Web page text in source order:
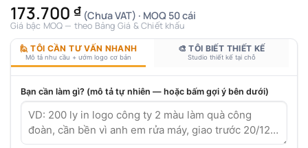
173.700 ₫ (Chưa VAT) · MOQ 50 cái
Giá bậc MOQ — theo Bảng Giá & Chiết khấu
🙋 TÔI CẦN TƯ VẤN NHANH
Mô tả nhu cầu + ướm logo cơ bản
🎨 TÔI BIẾT THIẾT KẾ
Studio thiết kế tại chỗ
Bạn cần làm gì? (mô tả tự nhiên — hoặc bấm gợi ý bên dưới)